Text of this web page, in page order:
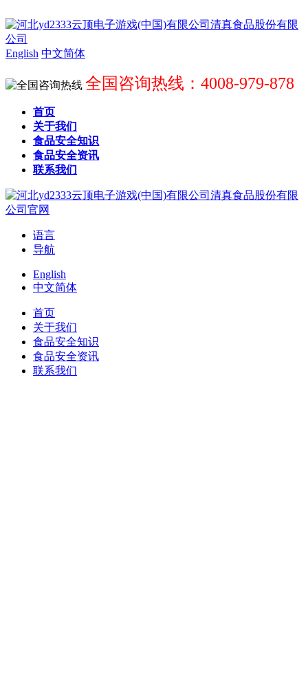
English 中文简体
全国咨询热线：4008-979-878
首页
关于我们
食品安全知识
食品安全资讯
联系我们
语言
导航
English
中文简体
首页
关于我们
食品安全知识
食品安全资讯
联系我们